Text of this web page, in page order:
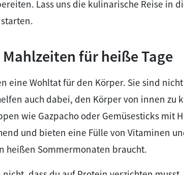
Lass uns die kulinarische Reise in
für heiße Tage
eine Wohltat für den Körper. Sie sind
auch dabei, den Körper von innen zu
wie Gazpacho oder Gemüsesticks mit
und bieten eine Fülle von Vitaminen
heißen Sommermonaten braucht.